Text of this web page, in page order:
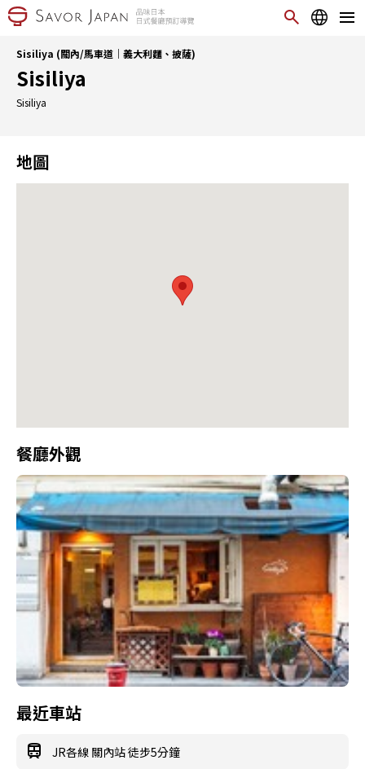
Sisiliya (關內/馬車道｜義大利麵、披薩)
Sisiliya
Sisiliya
地圖
餐廳外觀
最近車站
JR各線 關內站 徒步5分鐘